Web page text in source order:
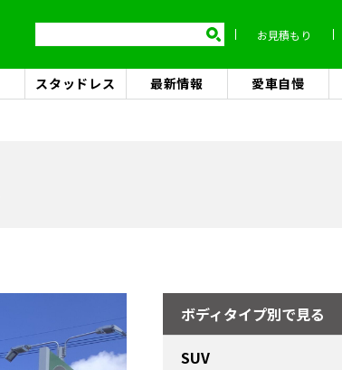
お見積もり
スタッドレス 最新情報 愛車自慢
ボディタイプ別で見る
SUV